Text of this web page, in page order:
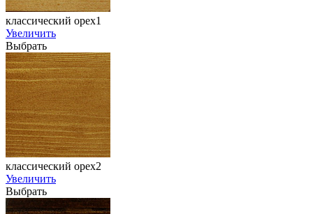
классический орех1
Увеличить
Выбрать
классический орех2
Увеличить
Выбрать